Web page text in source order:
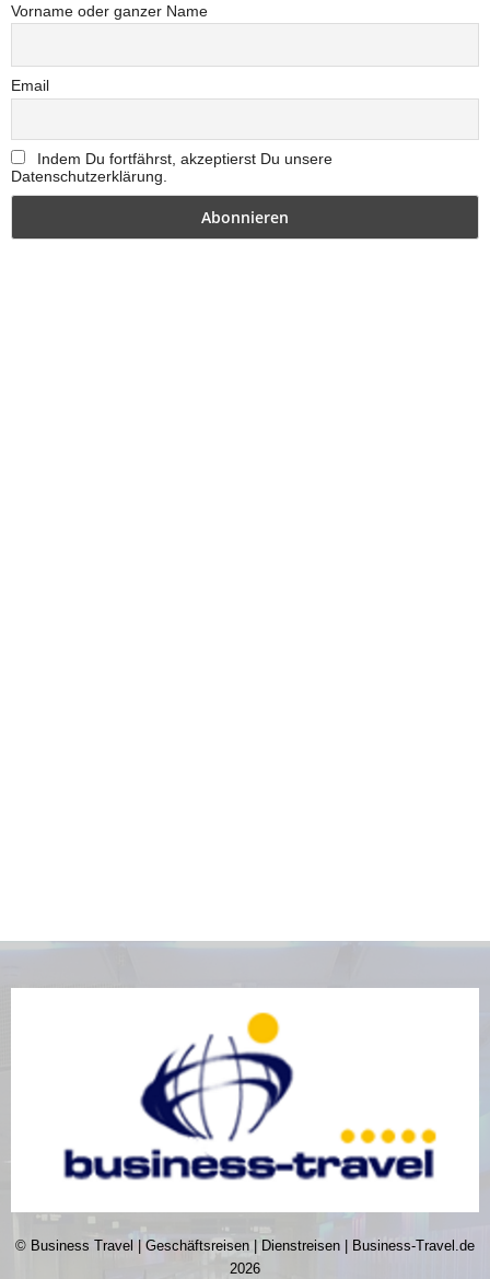
Vorname oder ganzer Name
Email
Indem Du fortfährst, akzeptierst Du unsere
Datenschutzerklärung.
© Business Travel | Geschäftsreisen | Dienstreisen | Business-Travel.de
2026